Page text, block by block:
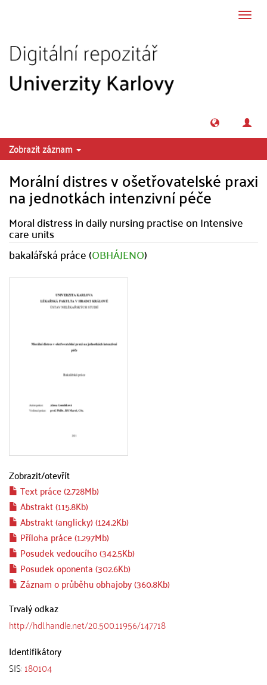
Zobrazit záznam
Morální distres v ošetřovatelské praxi
na jednotkách intenzivní péče
Moral distress in daily nursing practise on Intensive
care units
bakalářská práce (OBHÁJENO)
Zobrazit/otevřít
Text práce (2.728Mb)
Abstrakt (115.8Kb)
Abstrakt (anglicky) (124.2Kb)
Příloha práce (1.297Mb)
Posudek vedoucího (342.5Kb)
Posudek oponenta (302.6Kb)
Záznam o průběhu obhajoby (360.8Kb)
Trvalý odkaz
http://hdl.handle.net/20.500.11956/147718
Identifikátory
SIS:180104